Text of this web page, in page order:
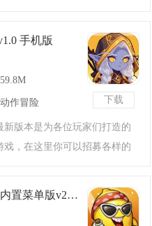
随机卡池，让你尽享策略割草
下载
手机版
59.8M
动作冒险
新版本是为各位玩家们打造的
，在这里你可以招募各样的
量，感兴趣的玩家快来本站下
植物幸存者BangBang内置菜单版v2.9.1 最新版